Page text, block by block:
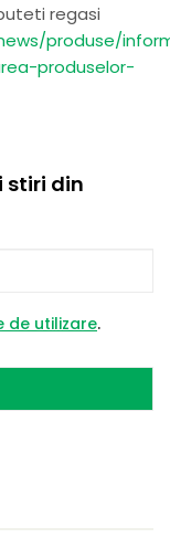
regasi
produse/
produselor-
stiri din
de utilizare.